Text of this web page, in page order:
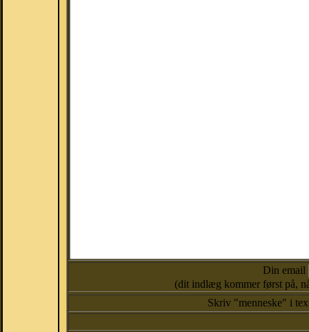
Din email
(dit indlæg kommer først på,
Skriv "menneske" i